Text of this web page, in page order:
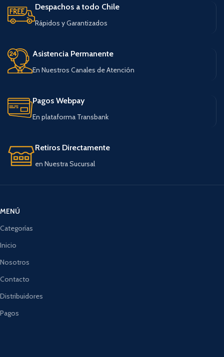
Despachos a todo Chile
Rápidos y Garantizados
Asistencia Permanente
En Nuestros Canales de Atención
Pagos Webpay
En plataforma Transbank
Retiros Directamente
en Nuestra Sucursal
MENÚ
Categorías
Inicio
Nosotros
Contacto
Distribuidores
Pagos